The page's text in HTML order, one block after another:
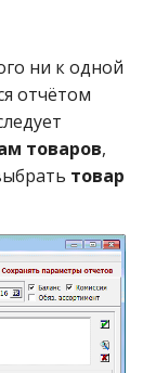
ни к одной
отчётом
товаров,
товар